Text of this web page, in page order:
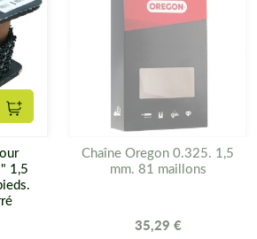
Ajouter au panier
1,5
Chaîne Oregon 0.325. 1,5
mm. 81 maillons
35,29 €